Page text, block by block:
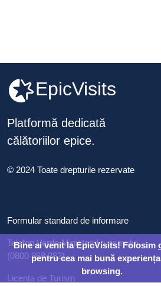
EpicVisits
Platformă dedicată
călătoriilor epice.
© 2024 Toate drepturile rezervate
Formular standard de informare
Telefon Verde Ministerul turismului
(0800 868 282)
Licența de Turism
Bine ai venit la EpicVisits! Folosim
pentru cea mai bună
browsing.